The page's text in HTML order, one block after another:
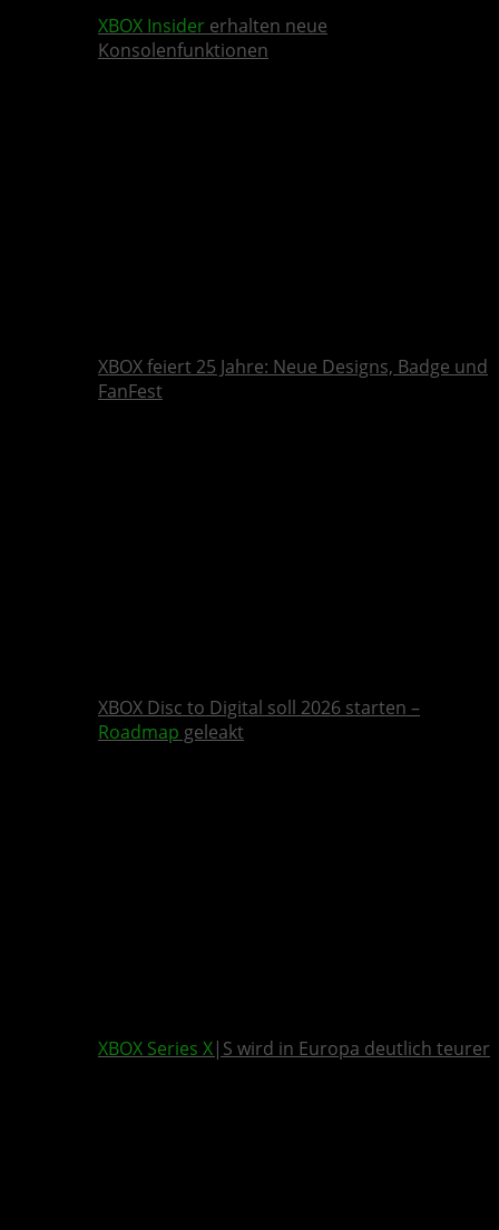
XBOX Insider erhalten neue
Konsolenfunktionen
XBOX feiert 25 Jahre: Neue Designs, Badge und
FanFest
XBOX Disc to Digital soll 2026 starten –
Roadmap geleakt
XBOX Series X|S wird in Europa deutlich teurer